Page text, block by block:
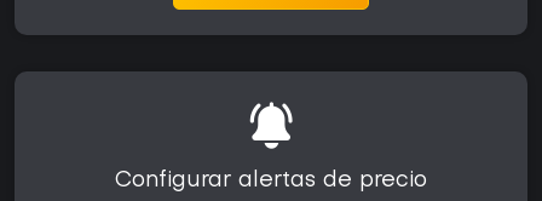
Configurar alertas de precio